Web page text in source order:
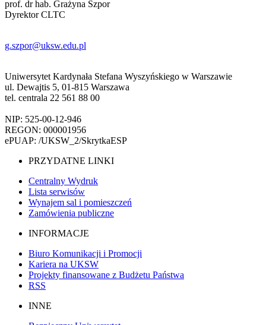
prof. dr hab. Grażyna Szpor
Dyrektor CLTC
g.szpor@uksw.edu.pl
Uniwersytet Kardynała Stefana Wyszyńskiego w Warszawie
ul. Dewajtis 5, 01-815 Warszawa
tel. centrala 22 561 88 00
NIP: 525-00-12-946
REGON: 000001956
ePUAP: /UKSW_2/SkrytkaESP
PRZYDATNE LINKI
Centralny Wydruk
Lista serwisów
Wynajem sal i pomieszczeń
Zamówienia publiczne
INFORMACJE
Biuro Komunikacji i Promocji
Kariera na UKSW
Projekty finansowane z Budżetu Państwa
RSS
INNE